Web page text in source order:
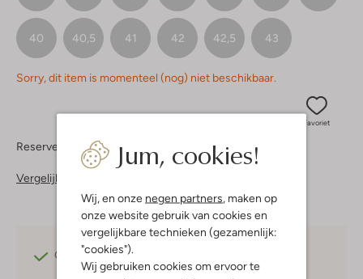
Jum, cookies!
Wij, en onze negen partners, maken op
onze website gebruik van cookies en
vergelijkbare technieken (gezamenlijk:
"cookies").
Wij gebruiken cookies om ervoor te
40 40,5 41 42 42,5 43
Sorry, dit item is momenteel (nog) niet beschikbaar.
Favoriet
Reserveer direct in een van onze 37 boutiques
Vergelijkbare items
Gratis verzending